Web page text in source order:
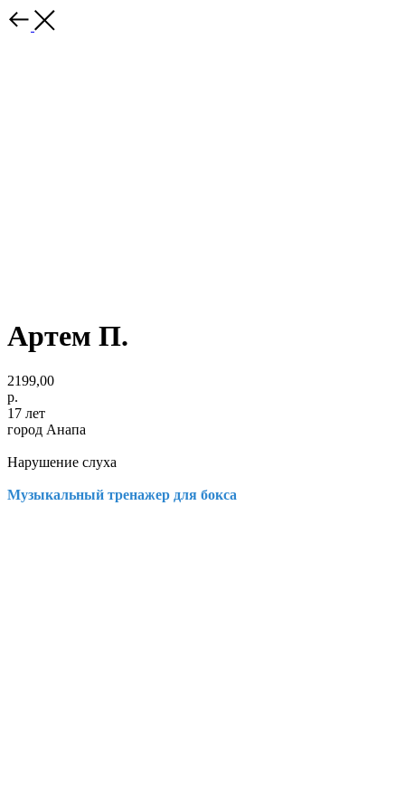
Артем П.
2199,00
р.
17 лет
город Анапа
Нарушение слуха
Музыкальный тренажер для бокса